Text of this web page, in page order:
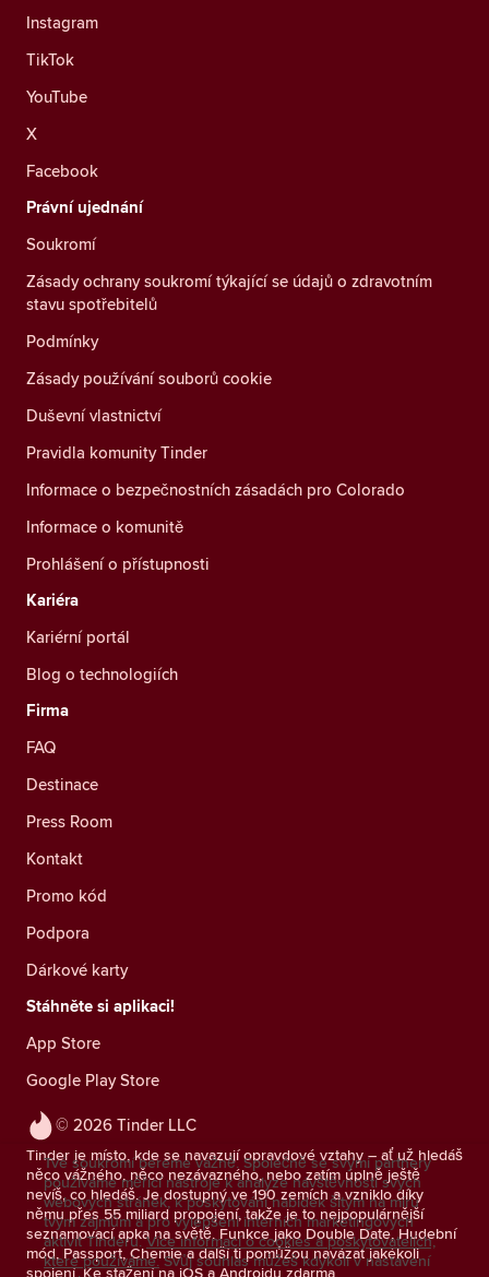
© 2026 Tinder LLC
Tinder je místo, kde se navazují opravdové vztahy – ať už hledáš
něco vážného, něco nezávazného, nebo zatím úplně ještě
nevíš, co hledáš. Je dostupný ve 190 zemích a vzniklo díky
němu přes 55 miliard propojení, takže je to nejpopulárnější
seznamovací apka na světě. Funkce jako Double Date, Hudební
mód, Passport, Chemie a další ti pomůžou navázat jakékoli
spojení. Ke stažení na iOS a Androidu zdarma.
Instagram
TikTok
YouTube
X
Facebook
Právní ujednání
Soukromí
Zásady ochrany soukromí týkající se údajů o zdravotním
stavu spotřebitelů
Podmínky
Zásady používání souborů cookie
Duševní vlastnictví
Pravidla komunity Tinder
Informace o bezpečnostních zásadách pro Colorado
Informace o komunitě
Prohlášení o přístupnosti
Kariéra
Kariérní portál
Blog o technologiích
Firma
FAQ
Destinace
Press Room
Kontakt
Promo kód
Podpora
Dárkové karty
Stáhněte si aplikaci!
App Store
Google Play Store
Tvé soukromí bereme vážně. Společně se svými partnery
používáme měřicí nástroje k analýze návštěvnosti svých
webových stránek, k poskytování nabídek šitým na míru
tvým zájmům a pro vylepšení interních marketingových
aktivit Tinderu. Více informací o cookies a poskytovatelích,
které používáme. Svůj souhlas můžeš kdykoli v nastavení